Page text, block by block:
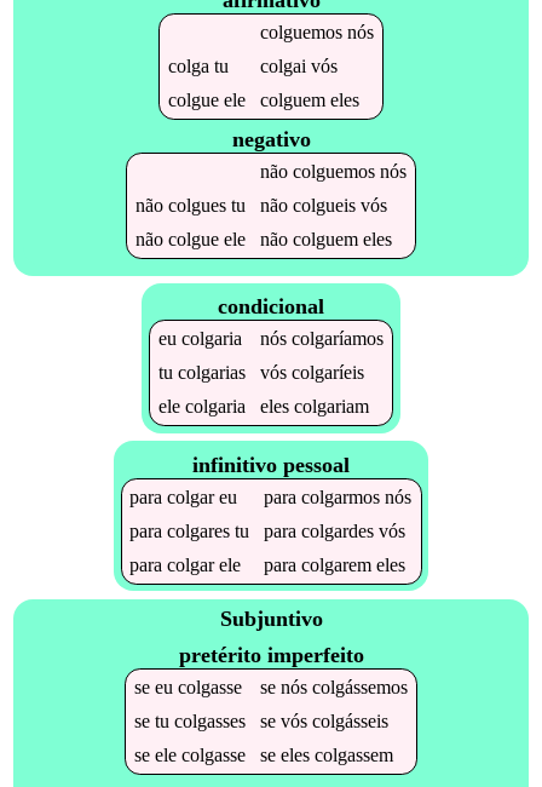
colguemosnós
colga tu colgai vós
colgueele colguemeles
negativo
não colguemosnós
não colguestu não colgueisvós
não colgueele não colguemeles
condicional
eu colgaria nós colgaríamos
tu colgarias vós colgaríeis
ele colgaria eles colgariam
infinitivo pessoal
paracolgareu paracolgarmos nós
paracolgares tu paracolgardes vós
paracolgarele paracolgarem eles
Subjuntivo
pretérito imperfeito
se eu colgasse se nós colgássemos
se tu colgasses se vós colgásseis
se ele colgasse se eles colgassem